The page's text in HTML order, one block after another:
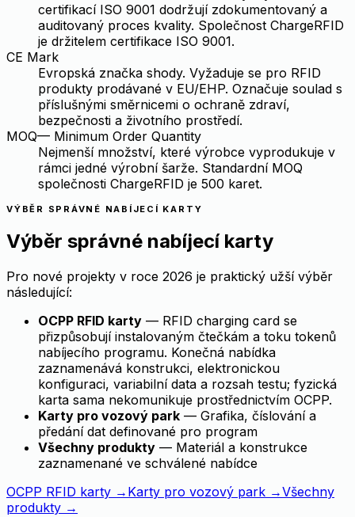
certifikací ISO 9001 dodržují zdokumentovaný a
auditovaný proces kvality. Společnost ChargeRFID
je držitelem certifikace ISO 9001.
CE Mark
Evropská značka shody. Vyžaduje se pro RFID
produkty prodávané v EU/EHP. Označuje soulad s
příslušnými směrnicemi o ochraně zdraví,
bezpečnosti a životního prostředí.
MOQ— Minimum Order Quantity
Nejmenší množství, které výrobce vyprodukuje v
rámci jedné výrobní šarže. Standardní MOQ
společnosti ChargeRFID je 500 karet.
VÝBĚR SPRÁVNÉ NABÍJECÍ KARTY
Výběr správné nabíjecí karty
Pro nové projekty v roce 2026 je praktický užší výběr
následující:
OCPP RFID karty — RFID charging card se
přizpůsobují instalovaným čtečkám a toku tokenů
nabíjecího programu. Konečná nabídka
zaznamenává konstrukci, elektronickou
konfiguraci, variabilní data a rozsah testu; fyzická
karta sama nekomunikuje prostřednictvím OCPP.
Karty pro vozový park — Grafika, číslování a
předání dat definované pro program
Všechny produkty — Materiál a konstrukce
zaznamenané ve schválené nabídce
OCPP RFID karty → Karty pro vozový park →Všechny
produkty →